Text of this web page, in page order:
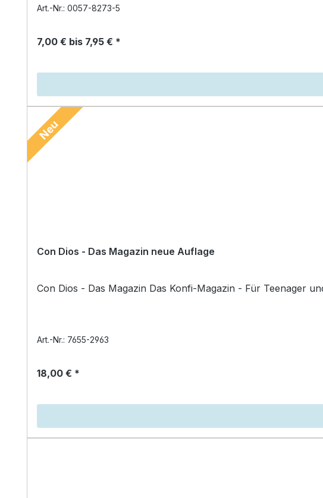
Art.-Nr.: 0057-8273-5
7,00 € bis 7,95 € *
Neu
Con Dios - Das Magazin neue Auflage
Art.-Nr.: 7655-2963
18,00 € *